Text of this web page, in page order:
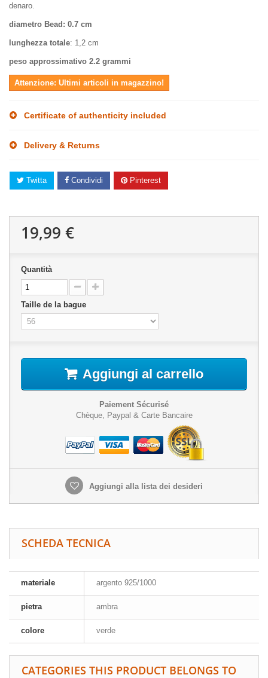
denaro.
diametro Bead: 0.7 cm
lunghezza totale: 1,2 cm
peso approssimativo 2.2 grammi
Attenzione: Ultimi articoli in magazzino!
Certificate of authenticity included
Delivery & Returns
Twitta Condividi Pinterest
19,99 €
Quantità
Taille de la bague
Aggiungi al carrello
Paiement Sécurisé
Chèque, Paypal & Carte Bancaire
Aggiungi alla lista dei desideri
SCHEDA TECNICA
materiale argento 925/1000
pietra ambra
colore verde
CATEGORIES THIS PRODUCT BELONGS TO